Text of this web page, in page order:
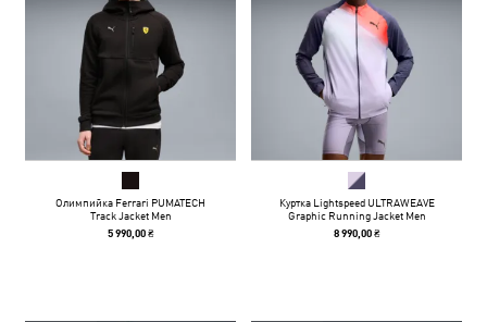
Олимпийка Ferrari PUMATECH
Track Jacket Men
5 990,00 ₴
Куртка Lightspeed ULTRAWEAVE
Graphic Running Jacket Men
8 990,00 ₴